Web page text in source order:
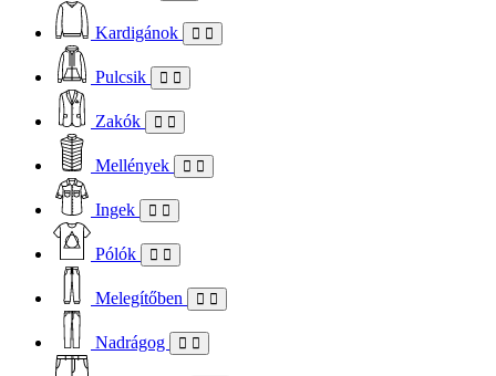
Kardigánok
Pulcsik
Zakók
Mellények
Ingek
Pólók
Melegítőben
Nadrágog